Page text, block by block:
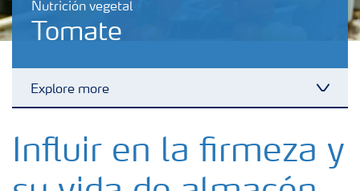
Nutrición vegetal
Tomate
Explore more
Fertilizantes con baja Huella de Carbono
Fertilizantes
Influir en la firmeza y